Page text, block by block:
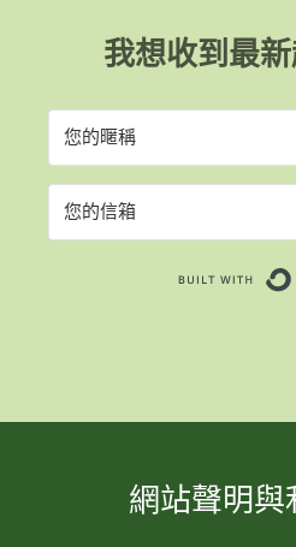
我想收到最新
網站聲明與